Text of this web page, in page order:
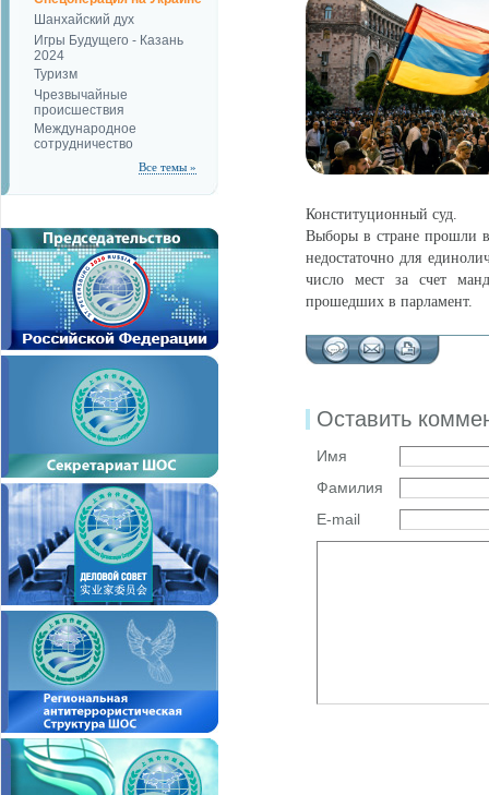
Шанхайский дух
Игры Будущего - Казань
2024
Туризм
Чрезвычайные
происшествия
Международное
сотрудничество
Все темы »
Конституционный суд.
Выборы в стране прошли в
недостаточно для
число мест за счет
прошедших в парламент.
Оставить
Имя
Фамилия
E-mail